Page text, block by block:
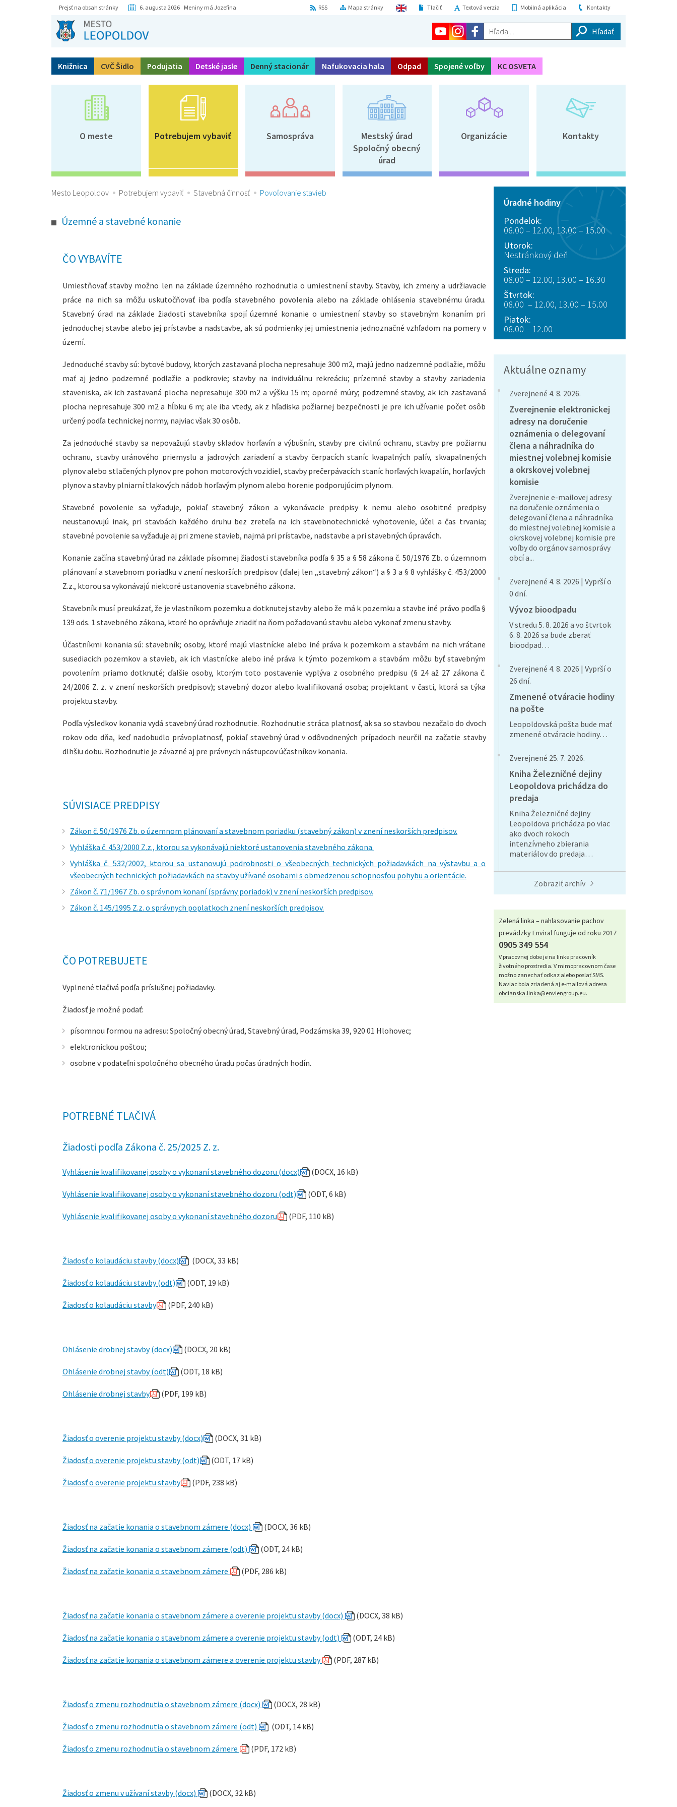
Prejsť na obsah stránky 6. augusta 2026 Meniny má Jozefína Kontakty
Mobilná aplikácia
Textová verzia
Tlačiť
Mapa stránky
RSS
Hľadaj...
Knižnica CVČ Šidlo Podujatia Detské jasle Denný stacionár Nafukovacia hala Odpad Spojené voľby KC OSVETA
O meste Potrebujem vybaviť Samospráva
Mestský úrad
Spoločný obecný
úrad
Organizácie Kontakty
Mesto Leopoldov Potrebujem vybaviť Stavebná činnosť Povoľovanie stavieb
Územné a stavebné konanie
ČO VYBAVÍTE
Umiestňovať stavby možno len na základe územného rozhodnutia o umiestnení stavby. Stavby, ich zmeny a udržiavacie
práce na nich sa môžu uskutočňovať iba podľa stavebného povolenia alebo na základe ohlásenia stavebnému úradu.
Stavebný úrad na základe žiadosti stavebníka spojí územné konanie o umiestnení stavby so stavebným konaním pri
jednoduchej stavbe alebo jej prístavbe a nadstavbe, ak sú podmienky jej umiestnenia jednoznačné vzhľadom na pomery v
území.
Jednoduché stavby sú: bytové budovy, ktorých zastavaná plocha nepresahuje 300 m2, majú jedno nadzemné podlažie, môžu
mať aj jedno podzemné podlažie a podkrovie; stavby na individuálnu rekreáciu; prízemné stavby a stavby zariadenia
staveniska, ak ich zastavaná plocha nepresahuje 300 m2 a výšku 15 m; oporné múry; podzemné stavby, ak ich zastavaná
plocha nepresahuje 300 m2 a hĺbku 6 m; ale iba vtedy, ak z hľadiska požiarnej bezpečnosti je pre ich užívanie počet osôb
určený podľa technickej normy, najviac však 30 osôb.
Za jednoduché stavby sa nepovažujú stavby skladov horľavín a výbušnín, stavby pre civilnú ochranu, stavby pre požiarnu
ochranu, stavby uránového priemyslu a jadrových zariadení a stavby čerpacích staníc kvapalných palív, skvapalnených
plynov alebo stlačených plynov pre pohon motorových vozidiel, stavby prečerpávacích staníc horľavých kvapalín, horľavých
plynov a stavby plniarní tlakových nádob horľavým plynom alebo horenie podporujúcim plynom.
Stavebné povolenie sa vyžaduje, pokiaľ stavebný zákon a vykonávacie predpisy k nemu alebo osobitné predpisy
neustanovujú inak, pri stavbách každého druhu bez zreteľa na ich stavebnotechnické vyhotovenie, účel a čas trvania;
stavebné povolenie sa vyžaduje aj pri zmene stavieb, najmä pri prístavbe, nadstavbe a pri stavebných úpravách.
Konanie začína stavebný úrad na základe písomnej žiadosti stavebníka podľa § 35 a § 58 zákona č. 50/1976 Zb. o územnom
plánovaní a stavebnom poriadku v znení neskorších predpisov (ďalej len „stavebný zákon“) a § 3 a § 8 vyhlášky č. 453/2000
Z.z., ktorou sa vykonávajú niektoré ustanovenia stavebného zákona.
Stavebník musí preukázať, že je vlastníkom pozemku a dotknutej stavby alebo že má k pozemku a stavbe iné právo podľa §
139 ods. 1 stavebného zákona, ktoré ho oprávňuje zriadiť na ňom požadovanú stavbu alebo vykonať zmenu stavby.
Účastníkmi konania sú: stavebník; osoby, ktoré majú vlastnícke alebo iné práva k pozemkom a stavbám na nich vrátane
susediacich pozemkov a stavieb, ak ich vlastnícke alebo iné práva k týmto pozemkom a stavbám môžu byť stavebným
povolením priamo dotknuté; ďalšie osoby, ktorým toto postavenie vyplýva z osobného predpisu (§ 24 až 27 zákona č.
24/2006 Z. z. v znení neskorších predpisov); stavebný dozor alebo kvalifikovaná osoba; projektant v časti, ktorá sa týka
projektu stavby.
Podľa výsledkov konania vydá stavebný úrad rozhodnutie. Rozhodnutie stráca platnosť, ak sa so stavbou nezačalo do dvoch
rokov odo dňa, keď nadobudlo právoplatnosť, pokiaľ stavebný úrad v odôvodnených prípadoch neurčil na začatie stavby
dlhšiu dobu. Rozhodnutie je záväzné aj pre právnych nástupcov účastníkov konania.
SÚVISIACE PREDPISY
Zákon č. 50/1976 Zb. o územnom plánovaní a stavebnom poriadku (stavebný zákon) v znení neskorších predpisov.
Vyhláška č. 453/2000 Z.z., ktorou sa vykonávajú niektoré ustanovenia stavebného zákona.
Vyhláška č. 532/2002, ktorou sa ustanovujú podrobnosti o všeobecných technických požiadavkách na výstavbu a o
všeobecných technických požiadavkách na stavby užívané osobami s obmedzenou schopnosťou pohybu a orientácie.
Zákon č. 71/1967 Zb. o správnom konaní (správny poriadok) v znení neskorších predpisov.
Zákon č. 145/1995 Z.z. o správnych poplatkoch znení neskorších predpisov.
ČO POTREBUJETE
Vyplnené tlačivá podľa príslušnej požiadavky.
Žiadosť je možné podať:
písomnou formou na adresu: Spoločný obecný úrad, Stavebný úrad, Podzámska 39, 920 01 Hlohovec;
elektronickou poštou;
osobne v podateľni spoločného obecného úradu počas úradných hodín.
POTREBNÉ TLAČIVÁ
Žiadosti podľa Zákona č. 25/2025 Z. z.
Vyhlásenie kvalifikovanej osoby o vykonaní stavebného dozoru (docx) (DOCX, 16 kB)
Vyhlásenie kvalifikovanej osoby o vykonaní stavebného dozoru (odt) (ODT, 6 kB)
Vyhlásenie kvalifikovanej osoby o vykonaní stavebného dozoru (PDF, 110 kB)
Žiadosť o kolaudáciu stavby (docx) (DOCX, 33 kB)
Žiadosť o kolaudáciu stavby (odt) (ODT, 19 kB)
Žiadosť o kolaudáciu stavby (PDF, 240 kB)
Ohlásenie drobnej stavby (docx) (DOCX, 20 kB)
Ohlásenie drobnej stavby (odt) (ODT, 18 kB)
Ohlásenie drobnej stavby (PDF, 199 kB)
Žiadosť o overenie projektu stavby (docx) (DOCX, 31 kB)
Žiadosť o overenie projektu stavby (odt) (ODT, 17 kB)
Žiadosť o overenie projektu stavby (PDF, 238 kB)
Žiadosť na začatie konania o stavebnom zámere (docx) (DOCX, 36 kB)
Žiadosť na začatie konania o stavebnom zámere (odt) (ODT, 24 kB)
Žiadosť na začatie konania o stavebnom zámere (PDF, 286 kB)
Žiadosť na začatie konania o stavebnom zámere a overenie projektu stavby (docx) (DOCX, 38 kB)
Žiadosť na začatie konania o stavebnom zámere a overenie projektu stavby (odt) (ODT, 24 kB)
Žiadosť na začatie konania o stavebnom zámere a overenie projektu stavby (PDF, 287 kB)
Žiadosť o zmenu rozhodnutia o stavebnom zámere (docx) (DOCX, 28 kB)
Žiadosť o zmenu rozhodnutia o stavebnom zámere (odt) (ODT, 14 kB)
Žiadosť o zmenu rozhodnutia o stavebnom zámere (PDF, 172 kB)
Žiadosť o zmenu v užívaní stavby (docx) (DOCX, 32 kB)
Úradné hodiny
Pondelok:
08.00 – 12.00, 13.00 – 15.00
Utorok:
Nestránkový deň
Streda:
08.00 – 12.00, 13.00 – 16.30
Štvrtok:
08.00 – 12.00, 13.00 – 15.00
Piatok:
08.00 – 12.00
Aktuálne oznamy
Zverejnené 4. 8. 2026.
Zverejnenie elektronickej
adresy na doručenie
oznámenia o delegovaní
člena a náhradníka do
miestnej volebnej komisie
a okrskovej volebnej
komisie
Zverejnenie e-mailovej adresy
na doručenie oznámenia o
delegovaní člena a náhradníka
do miestnej volebnej komisie a
okrskovej volebnej komisie pre
voľby do orgánov samosprávy
obcí a...
Zverejnené 4. 8. 2026 | Vyprší o
0 dní.
Vývoz bioodpadu
V stredu 5. 8. 2026 a vo štvrtok
6. 8. 2026 sa bude zberať
bioodpad…
Zverejnené 4. 8. 2026 | Vyprší o
26 dní.
Zmenené otváracie hodiny
na pošte
Leopoldovská pošta bude mať
zmenené otváracie hodiny…
Zverejnené 25. 7. 2026.
Kniha Železničné dejiny
Leopoldova prichádza do
predaja
Kniha Železničné dejiny
Leopoldova prichádza po viac
ako dvoch rokoch
intenzívneho zbierania
materiálov do predaja…
Zobraziť archív
Zelená linka – nahlasovanie pachov
prevádzky Enviral funguje od roku 2017
0905 349 554
V pracovnej dobe je na linke pracovník
životného prostredia. V mimopracovnom čase
možno zanechať odkaz alebo poslať SMS.
Naviac bola zriadená aj e-mailová adresa
obcianska.linka@enviengroup.eu.